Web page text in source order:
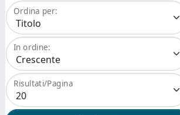
Ordina per:
In ordine:
Risultati/Pagina